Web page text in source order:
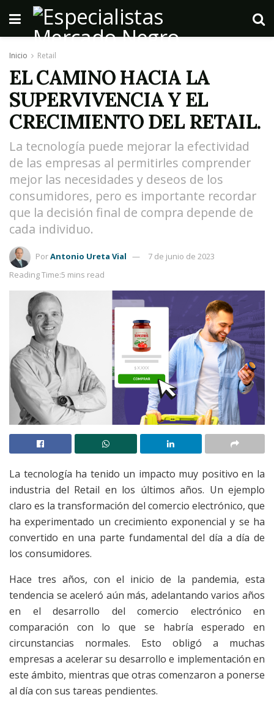
Inicio Retail
EL CAMINO HACIA LA
SUPERVIVENCIA Y EL
CRECIMIENTO DEL RETAIL.
La tecnología puede mejorar la efectividad
de las empresas al permitirles comprender
mejor las necesidades y deseos de los
consumidores, pero es importante recordar
que la decisión final de compra depende de
cada individuo.
PorAntonio Ureta Vial
7 de junio de 2023
Reading Time:5 mins read
La tecnología ha tenido un impacto muy positivo en la
industria del Retail en los últimos años. Un ejemplo
claro es la transformación del comercio electrónico, que
ha experimentado un crecimiento exponencial y se ha
convertido en una parte fundamental del día a día de
los consumidores.
Hace tres años, con el inicio de la pandemia, esta
tendencia se aceleró aún más, adelantando varios años
en el desarrollo del comercio electrónico en
comparación con lo que se habría esperado en
circunstancias normales. Esto obligó a muchas
empresas a acelerar su desarrollo e implementación en
este ámbito, mientras que otras comenzaron a ponerse
al día con sus tareas pendientes.